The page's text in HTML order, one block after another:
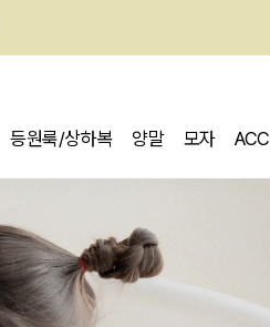
등원룩/상하복 양말 모자 ACC